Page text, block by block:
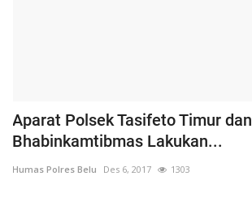
Aparat Polsek Tasifeto Timur dan
Bhabinkamtibmas Lakukan...
Humas Polres Belu Des 6, 2017 1303